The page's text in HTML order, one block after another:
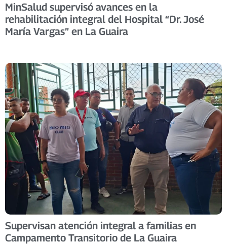
MinSalud supervisó avances en la
rehabilitación integral del Hospital “Dr. José
María Vargas” en La Guaira
Supervisan atención integral a familias en
Campamento Transitorio de La Guaira